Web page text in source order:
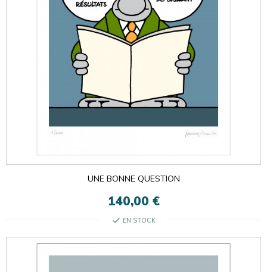
UNE BONNE QUESTION
140,00 €
check EN STOCK